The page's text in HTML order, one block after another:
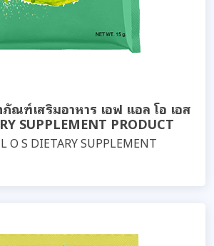
ณฑ์เสริมอาหาร เอฟ แอล โอ เอส
SUPPLEMENT PRODUCT
O S DIETARY SUPPLEMENT